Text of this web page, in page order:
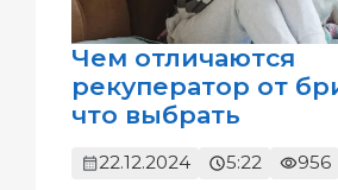
Чем отличаются
рекуператор от
что выбрать
22.12.2024 5:22 956